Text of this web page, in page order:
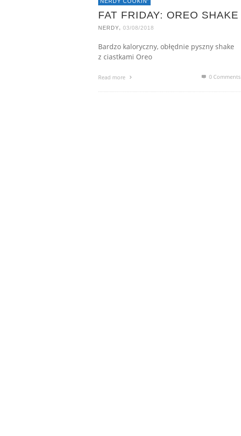
FAT FRIDAY: OREO SHAKE
NERDY 03/08/2018
Bardzo kaloryczny, obłędnie pyszny shake
z ciastkami Oreo
Read more 0 Comments